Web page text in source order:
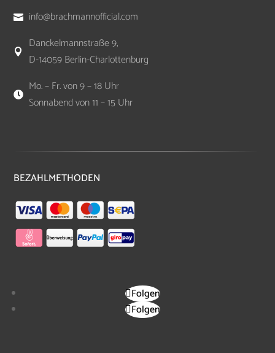
 info@brachmannofficial.com

Danckelmannstraße 9,
D-14059 Berlin-Charlottenburg

Mo. – Fr. von 9 – 18 Uhr
Sonnabend von 11 – 15 Uhr
BEZAHLMETHODEN
Folgen
Folgen